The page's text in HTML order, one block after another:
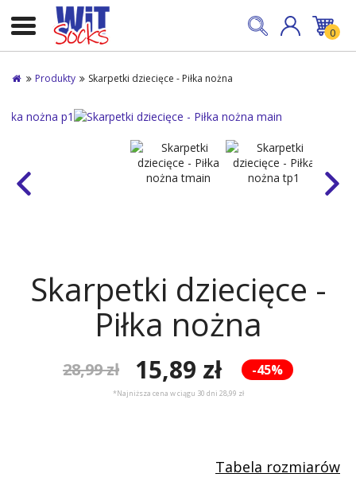
0
Produkty Skarpetki dziecięce - Piłka nożna
Skarpetki dziecięce -
Piłka nożna
-45%
28,99 zł 15,89 zł
*Najniższa cena w ciągu 30 dni 28,99 zł
Tabela rozmiarów